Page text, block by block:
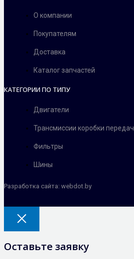
О компании
Покупателям
Доставка
Каталог запчастей
КАТЕГОРИИ ПО ТИПУ
Двигатели
Трансмиссии коробки передач
Фильтры
Шины
Разработка сайта: webdot.by
Оставьте заявку